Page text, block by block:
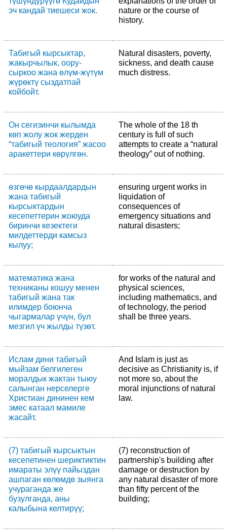
эч кандай тиешеси жок.
nature or the course of
history.
Табигый кырсыктар,
жакырчылык, оору-
сыркоо жана өлүм-жүтүм
жүрөктү сыздатпай
койбойт.
Natural disasters, poverty,
sickness, and death cause
much distress.
Он сегизинчи кылымда
көп жолу жок жерден
“табигый теология” жасоо
аракеттери көрүлгөн.
The whole of the 18 th
century is full of such
attempts to create a “natural
theology” out of nothing.
өзгөчө кырдаалдардын
жана табигый
кырсыктардын
кесепеттерин жоюуда
биринчи кезектеги
милдеттерди камсыз
кылуу;
ensuring urgent works in
liquidation of
consequences of
emergency situations and
natural disasters;
математика жана
техниканы кошуу менен
табигый жана так
илимдер боюнча
чыгармалар үчүн, бул
мезгил үч жылды түзөт.
for works of the natural and
physical sciences,
including mathematics, and
of technology, the period
shall be three years.
Ислам дини табигый
мыйзам белгилеген
моралдык жактан тыюу
салынган нерселерге
Христиан дининен кем
эмес катаал мамиле
жасайт.
And Islam is just as
decisive as Christianity is, if
not more so, about the
moral injunctions of natural
law.
(7) табигый кырсыктын
кесепетинен шериктиктин
имараты элүү пайыздан
ашпаган көлөмдө зыянга
учураганда же
бузулганда, аны
калыбына келтирүү;
(7) reconstruction of
partnership's building after
damage or destruction by
any natural disaster of more
than fifty percent of the
building;